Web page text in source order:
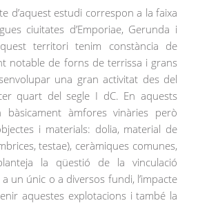
d’aquest estudi correspon a la faixa
ciuitates d’Emporiae, Gerunda i
territori tenim constància de
notable de forns de terrissa i grans
una gran activitat des del
quart del segle I dC. En aquests
bàsicament àmfores vinàries però
i materials: dolia, material de
testae), ceràmiques comunes,
la qüestió de la vinculació
un únic o a diversos fundi, l’impacte
aquestes explotacions i també la